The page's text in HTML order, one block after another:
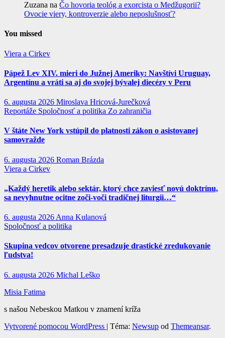
Zuzana na Čo hovoria teológ a exorcista o Medžugorii?
Ovocie viery, kontroverzie alebo neposlušnosť?
You missed
Viera a Cirkev
Pápež Lev XIV. mieri do Južnej Ameriky: Navštívi Uruguay,
Argentínu a vráti sa aj do svojej bývalej diecézy v Peru
6. augusta 2026 Miroslava Hricová-Jurečková
Reportáže Spoločnosť a politika Zo zahraničia
V štáte New York vstúpil do platnosti zákon o asistovanej
samovražde
6. augusta 2026 Roman Brázda
Viera a Cirkev
„Každý heretik alebo sektár, ktorý chce zaviesť novú doktrínu,
sa nevyhnutne ocitne zoči-voči tradičnej liturgii…“
6. augusta 2026 Anna Kulanová
Spoločnosť a politika
Skupina vedcov otvorene presadzuje drastické zredukovanie
ľudstva!
6. augusta 2026 Michal Leško
Misia Fatima
s našou Nebeskou Matkou v znamení kríža
Vytvorené pomocou WordPress | Téma: Newsup od Themeansar.